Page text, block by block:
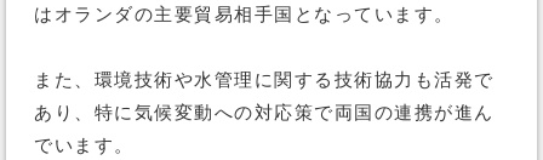
はオランダの主要貿易相手国となっています。
また、環境技術や水管理に関する技術協力も活発で
あり、特に気候変動への対応策で両国の連携が進ん
でいます。